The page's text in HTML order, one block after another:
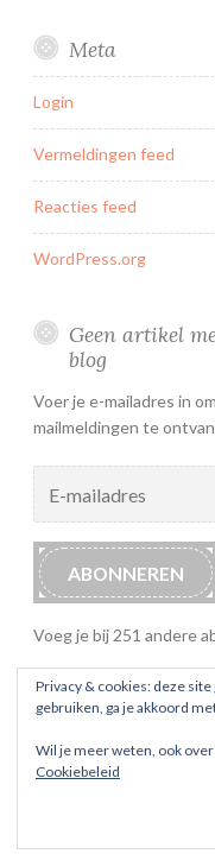
Meta
Login
Vermeldingen feed
Reacties feed
WordPress.org
Geen artikel
blog
Voer je e-mailadres in
mailmeldingen te
mailadres
ABONNEREN
Voeg je bij 251 andere
Privacy & cookies: deze
gebruiken, ga je akkoord
Wil je meer weten, ook
Cookiebeleid